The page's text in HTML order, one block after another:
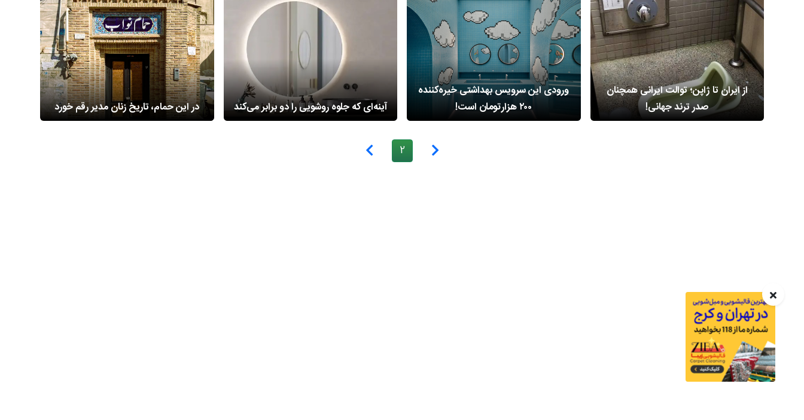
از ایران تا ژاپن؛ توالت ایرانی همچنان
صدر ترند جهانی!
ورودی این سرویس بهداشتی خیره‌کننده
۲۰۰ هزارتومان است!
آینه‌ای که جلوه روشویی را دو برابر می‌کند در این حمام، تاریخ زنان مدیر رقم خورد
2